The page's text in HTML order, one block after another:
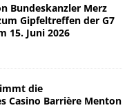
Bundeskanzler Merz
Gipfeltreffen der G7
15. Juni 2026
die
Casino Barrière Menton